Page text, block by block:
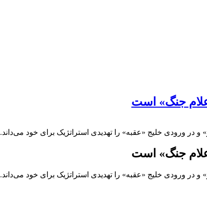
جنگ» است
در ورودی خلیج «عقبه» را تهدیدی استراتژیک برای خود می‌داند.
جنگ» است
در ورودی خلیج «عقبه» را تهدیدی استراتژیک برای خود می‌داند.